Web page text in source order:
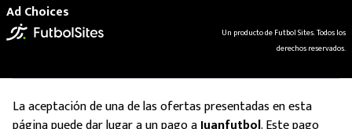
Ad Choices
Un producto de Futbol Sites. Todos los
derechos reservados.
La aceptación de una de las ofertas presentadas en esta